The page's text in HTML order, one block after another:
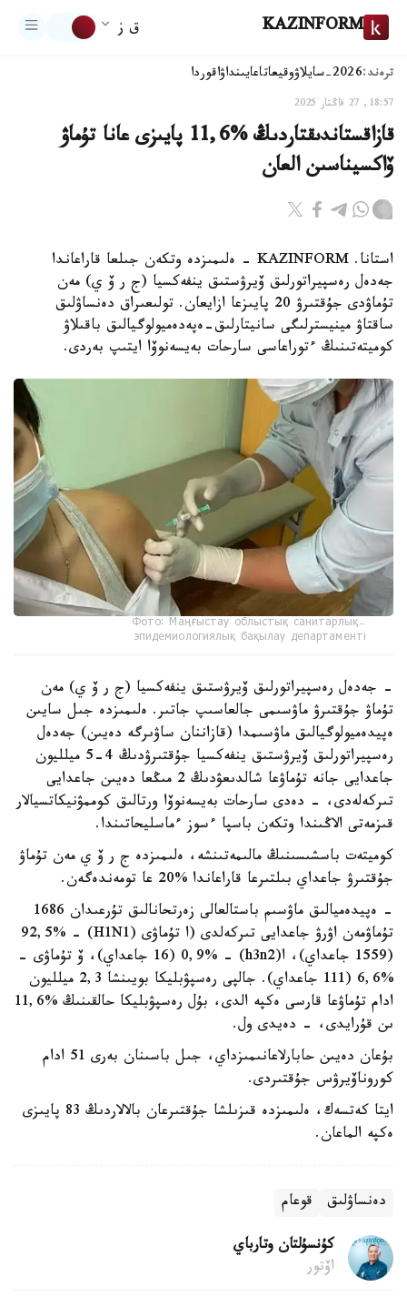
KAZINFORM ق ز
ترەند:2026-سايلاۋ وقيعاتاعايىنداۋاقوردا
18:57, 27 قاڭتار 2025
قازاقستاندىقتاردىڭ %11,6 پايىزى عانا تۇماۋ
ۆاكسيناسىن العان
استانا. KAZINFORM - ەلىمىزدە وتكەن جىلعا قاراعاندا
جەدەل رەسپيراتورلىق ۆيرۋستىق ينفەكسيا (ج ر ۆ ي) مەن
تۇماۋدى جۇقتىرۋ 20 پايىزعا ازايعان. تولىعىراق دەنساۋلىق
ساقتاۋ مينيسترلىگى سانيتارلىق-ەپەدەميولوگيالىق باقىلاۋ
كوميتەتىنىڭ ءتوراعاسى سارحات بەيسەنوۆا ايتىپ بەردى.
Фото: Маңғыстау облыстық санитарлық-
эпидемиологиялық бақылау департаменті
- جەدەل رەسپيراتورلىق ۆيرۋستىق ينفەكسيا (ج ر ۆ ي) مەن
تۇماۋ جۇقتىرۋ ماۋسىمى جالعاسىپ جاتىر. ەلىمىزدە جىل سايىن
ەپيدەميولوگيالىق ماۋسىمدا (قازاننان ساۋىرگە دەيىن) جەدەل
رەسپيراتورلىق ۆيرۋستىق ينفەكسيا جۇقتىرۋدىڭ 4-5 ميلليون
جاعدايى جانە تۇماۋعا شالدىعۋدىڭ 2 مىڭعا دەيىن جاعدايى
تىركەلەدى، - دەدى سارحات بەيسەنوۆا ورتالىق كوممۋنيكاتسيالار
قىزمەتى الاڭىندا وتكەن باسپا ءسوز ءماسليحاتىندا.
كوميتەت باسشىسىنىڭ مالىمەتىنشە، ەلىمىزدە ج ر ۆ ي مەن تۇماۋ
جۇقتىرۋ جاعداي بىلتىرعا قاراعاندا %20 عا تومەندەگەن.
- ەپيدەميالىق ماۋسىم باستالعالى زەرتحانالىق تۇرعىدان 1686
تۇماۋمەن اۋرۋ جاعدايى تىركەلدى (ا تۇماۋى (H1N1) - 92,5%
(1559 جاعداي)، ا(h3n2) - 0,9% (16 جاعداي)، ۆ تۇماۋى -
%6,6 (111 جاعداي). جالپى رەسپۋبليكا بويىنشا 2,3 ميلليون
ادام تۇماۋعا قارسى ەكپە الدى، بۇل رەسپۋبليكا حالقىنىڭ %11,6
ىن قۇرايدى، - دەيدى ول.
بۇعان دەيىن حابارلاعانىمىزداي، جىل باسىنان بەرى 51 ادام
كوروناۆيرۋس جۇقتىردى.
ايتا كەتسەك، ەلىمىزدە قىزىلشا جۇقتىرعان بالالاردىڭ 83 پايىزى
ەكپە الماعان.
دەنساۋلىق قوعام
كۇنسۇلتان وتارباي
اۆتور